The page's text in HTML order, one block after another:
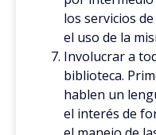
los servicios
el uso de la
Involucrar a
biblioteca.
hablen un
el interés de